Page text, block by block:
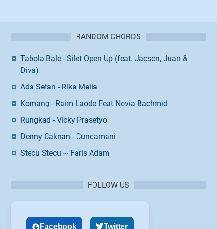
RANDOM CHORDS
Tabola Bale - Silet Open Up (feat. Jacson, Juan &
Diva)
Ada Setan - Rika Melia
Komang - Raim Laode Feat Novia Bachmid
Rungkad - Vicky Prasetyo
Denny Caknan - Cundamani
Stecu Stecu ~ Faris Adam
FOLLOW US
Facebook Twitter